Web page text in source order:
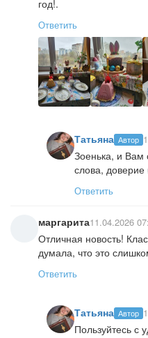
год!.
Ответить
Татьяна Автор
Зоенька, и Вам
слова, доверие
Ответить
маргарита11.04.2026
Отличная новость!
думала, что это
Ответить
Татьяна Автор
Пользуйтесь с